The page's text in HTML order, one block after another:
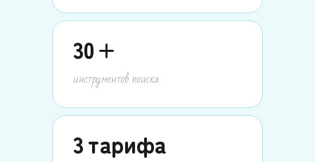
30
инструментов поиска
3тарифа
+